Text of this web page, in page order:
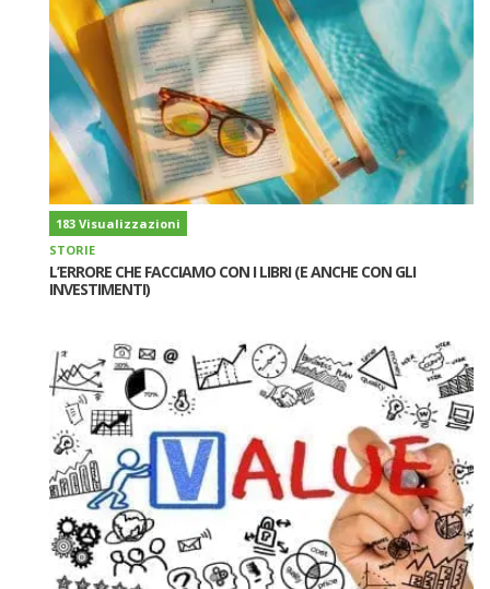
183 Visualizzazioni
STORIE
L’ERRORE CHE FACCIAMO CON I LIBRI (E ANCHE CON GLI
INVESTIMENTI)